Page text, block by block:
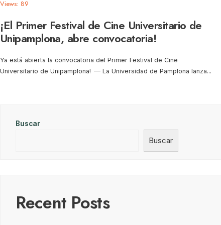
Views: 89
¡El Primer Festival de Cine Universitario de
Unipamplona, abre convocatoria!
Ya está abierta la convocatoria del Primer Festival de Cine
Universitario de Unipamplona! — La Universidad de Pamplona lanza...
Buscar
Buscar
Recent Posts